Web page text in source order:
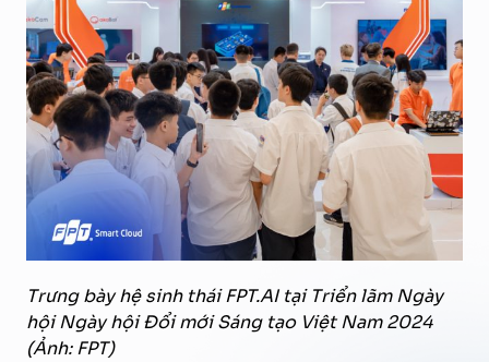
Trưng bày hệ sinh thái FPT.AI tại Triển lãm Ngày
hội Ngày hội Đổi mới Sáng tạo Việt Nam 2024
(Ảnh: FPT)